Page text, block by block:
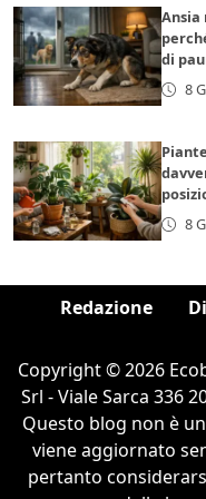
Ansia
di
8
8
Redazione
Copyright © 2026
Srl - Viale Sarca 336
Questo blog non è
viene aggiornato
pertanto